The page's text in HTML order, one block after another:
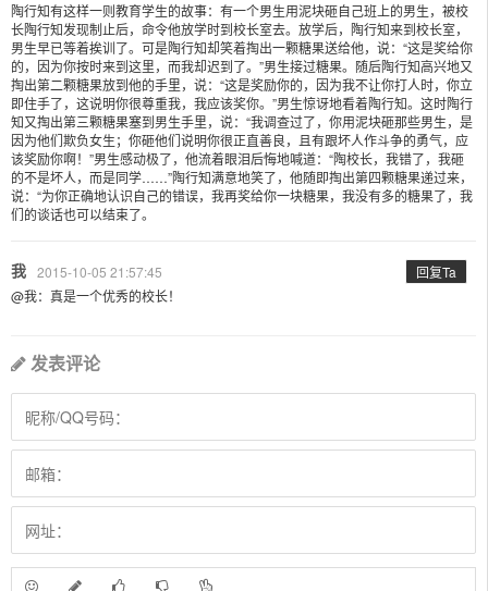
陶行知有这样一则教育学生的故事：有一个男生用泥块砸自己班上的男生，被校
长陶行知发现制止后，命令他放学时到校长室去。放学后，陶行知来到校长室，
男生早已等着挨训了。可是陶行知却笑着掏出一颗糖果送给他，说：“这是奖给你
的，因为你按时来到这里，而我却迟到了。”男生接过糖果。随后陶行知高兴地又
掏出第二颗糖果放到他的手里，说：“这是奖励你的，因为我不让你打人时，你立
即住手了，这说明你很尊重我，我应该奖你。”男生惊讶地看着陶行知。这时陶行
知又掏出第三颗糖果塞到男生手里，说：“我调查过了，你用泥块砸那些男生，是
因为他们欺负女生；你砸他们说明你很正直善良，且有跟坏人作斗争的勇气，应
该奖励你啊！”男生感动极了，他流着眼泪后悔地喊道：“陶校长，我错了，我砸
的不是坏人，而是同学……”陶行知满意地笑了，他随即掏出第四颗糖果递过来，
说：“为你正确地认识自己的错误，我再奖给你一块糖果，我没有多的糖果了，我
们的谈话也可以结束了。
我 2015-10-05 21:57:45
回复Ta
@我：真是一个优秀的校长！
发表评论